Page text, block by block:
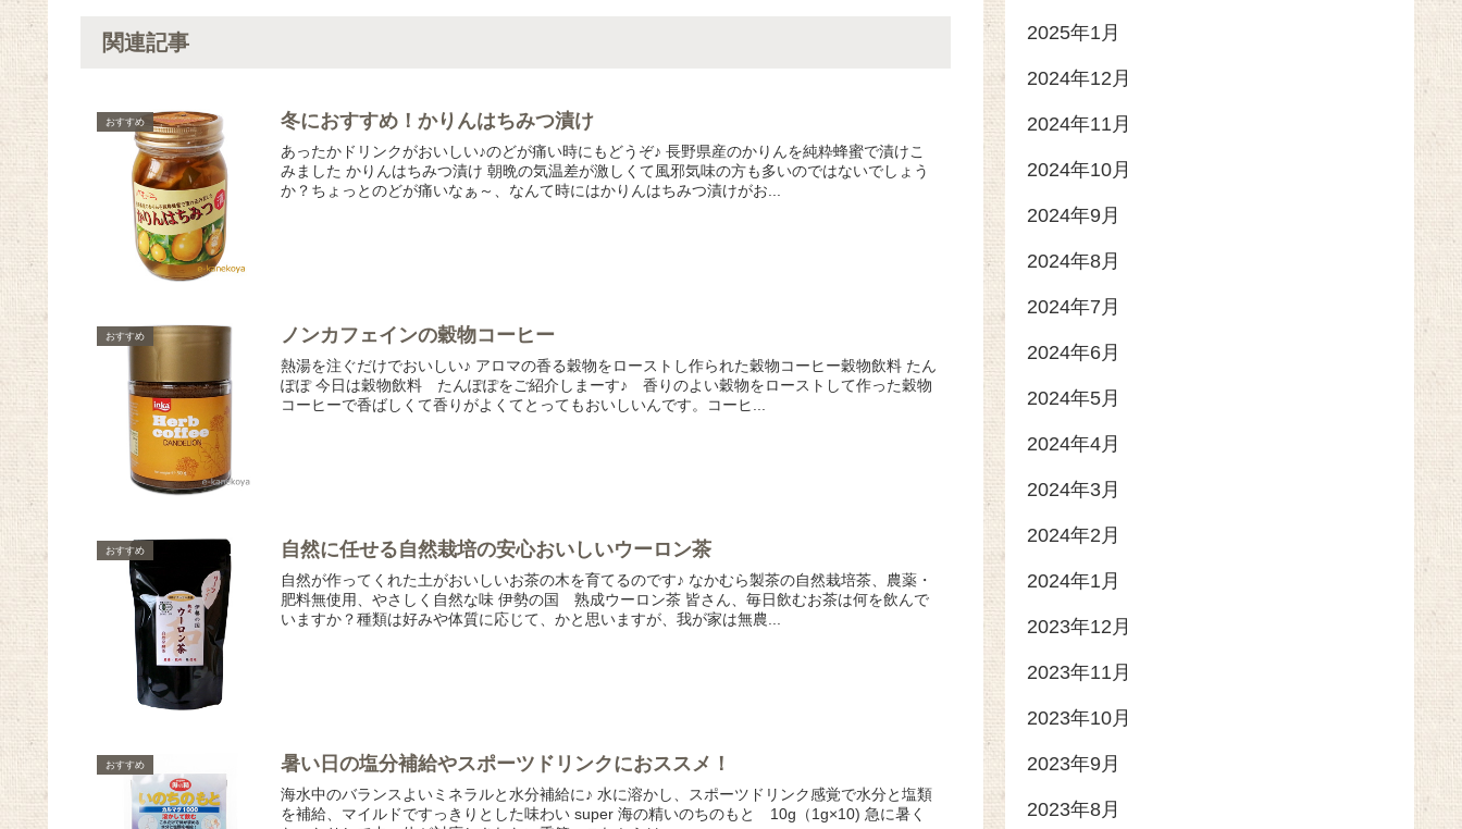
関連記事
おすすめ 冬におすすめ！かりんはちみつ漬け
あったかドリンクがおいしい♪のどが痛い時にもどうぞ♪ 長野県産のかりんを純粋蜂蜜で漬けこ
みました かりんはちみつ漬け 朝晩の気温差が激しくて風邪気味の方も多いのではないでしょう
か？ちょっとのどが痛いなぁ～、なんて時にはかりんはちみつ漬けがお...
おすすめ ノンカフェインの穀物コーヒー
熱湯を注ぐだけでおいしい♪ アロマの香る穀物をローストし作られた穀物コーヒー穀物飲料 たん
ぽぽ 今日は穀物飲料 たんぽぽをご紹介しまーす♪ 香りのよい穀物をローストして作った穀物
コーヒーで香ばしくて香りがよくてとってもおいしいんです。コーヒ...
おすすめ 自然に任せる自然栽培の安心おいしいウーロン茶
自然が作ってくれた土がおいしいお茶の木を育てるのです♪ なかむら製茶の自然栽培茶、農薬・
肥料無使用、やさしく自然な味 伊勢の国 熟成ウーロン茶 皆さん、毎日飲むお茶は何を飲んで
いますか？種類は好みや体質に応じて、かと思いますが、我が家は無農...
おすすめ 暑い日の塩分補給やスポーツドリンクにおススメ！
海水中のバランスよいミネラルと水分補給に♪ 水に溶かし、スポーツドリンク感覚で水分と塩類
を補給、マイルドですっきりとした味わい super 海の精いのちのもと 10g（1g×10) 急に暑く
2025年1月
2024年12月
2024年11月
2024年10月
2024年9月
2024年8月
2024年7月
2024年6月
2024年5月
2024年4月
2024年3月
2024年2月
2024年1月
2023年12月
2023年11月
2023年10月
2023年9月
2023年8月